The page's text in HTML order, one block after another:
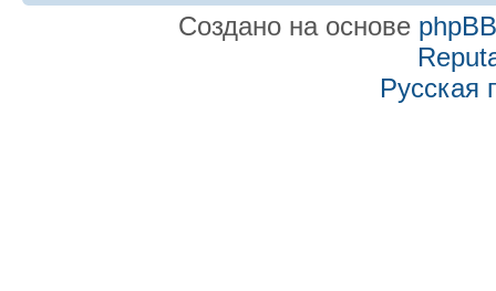
Создано на основе phpBB
Русская